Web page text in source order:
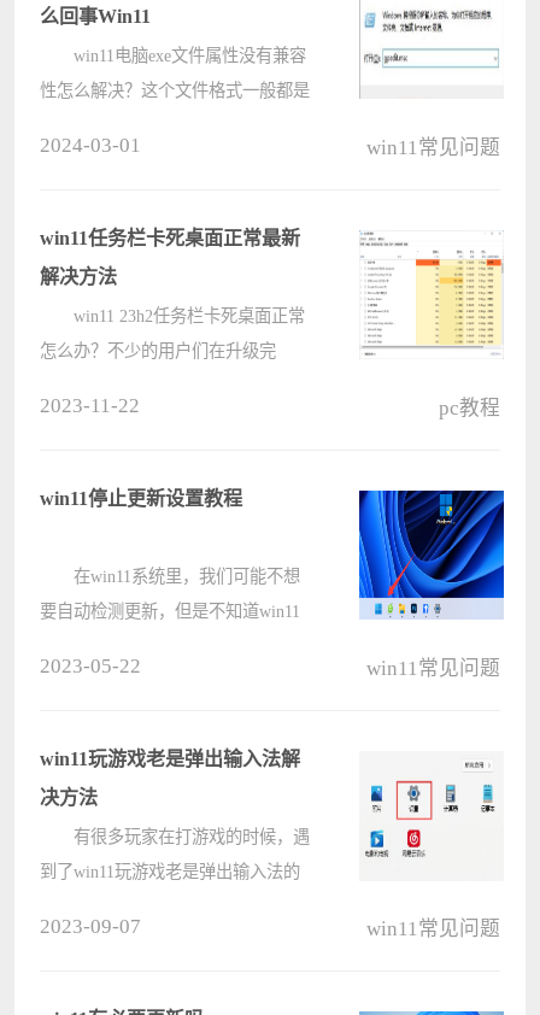
么回事Win11
win11电脑exe文件属性没有兼容
性怎么解决？这个文件格式一般都是
项，面对这个问题很多人都不知道解
决方????
2024-03-01 win11常见问题
win11任务栏卡死桌面正常最新
解决方法
win11 23h2任务栏卡死桌面正常
怎么办？不少的用户们在升级完
或者是打开命令提示符输入下列的代
2023-11-22 pc教程
win11停止更新设置教程
在win11系统里，我们可能不想
要自动检测更新，但是不知道win11
程： 1、首先点开任务栏里的
“开????
2023-05-22 win11常见问题
win11玩游戏老是弹出输入法解
决方法
有很多玩家在打游戏的时候，遇
到了win11玩游戏老是弹出输入法的
起来试试看吧。 win11玩游戏老
2023-09-07 win11常见问题